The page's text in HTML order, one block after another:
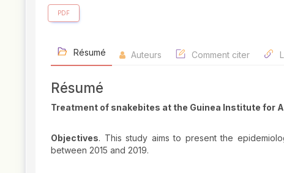
PDF
Résumé Auteurs Comment citer
Résumé
Treatment of snakebites at the Guinea Institute for
Objectives. This study aims to present the
between 2015 and 2019.